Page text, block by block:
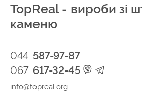
TopReal - вироби зі
каменю
044 587-97-87
067 617-32-45
info@topreal.org